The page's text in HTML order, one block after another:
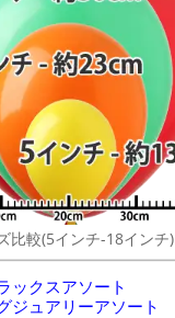
比較(5インチ-18インチ)
ックスアソート
ジュアリーアソート